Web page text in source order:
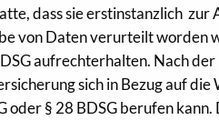
dass sie erstinstanzlich
von Daten verurteilt worden
aufrechterhalten. Nach der
sich in Bezug auf
oder § 28 BDSG berufen